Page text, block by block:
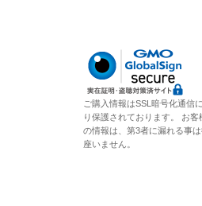
ご購入情報はSSL暗号化通信
り保護されております。 お客
の情報は、第3者に漏れる事
座いません。